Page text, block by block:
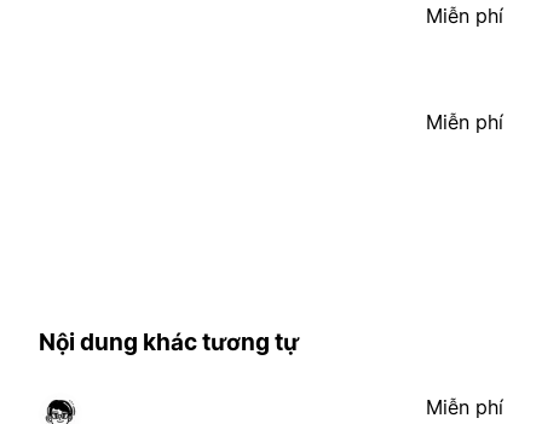
Miễn phí
Miễn phí
Nội dung khác tương tự
Miễn phí